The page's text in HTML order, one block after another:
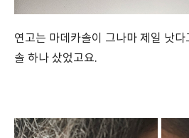
연고는 마데카솔이 그나마 제일 낫
솔 하나 샀었고요.